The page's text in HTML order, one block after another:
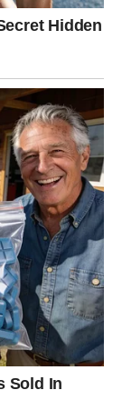
skrivala.
koja je
na